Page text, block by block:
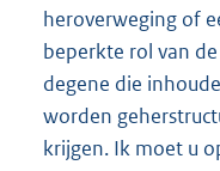
heroverweging of
beperkte rol van
degene die
worden
krijgen. Ik moet u